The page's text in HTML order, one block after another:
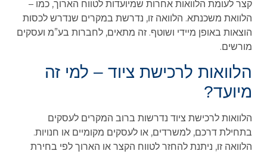
קצר לעומת הלוואות אחרות שמיועדות לטווח הארוך, כמו –
הלוואת משכנתא. הלוואה זו, נדרשת במקרים שנדרש לכסות
הוצאות באופן מיידי ושוטף. זה מתאים, לחברות בע”מ ועסקים
מורשים.
הלוואות לרכישת ציוד – למי זה
מיועד?
הלוואות לרכישת ציוד נדרשות ברוב המקרים לעסקים
בתחילת דרכם, למשרדים, או לעסקים מקומיים או חנויות.
הלוואה זו, ניתנת להחזר לטווח הקצר או הארוך לפי בחירת